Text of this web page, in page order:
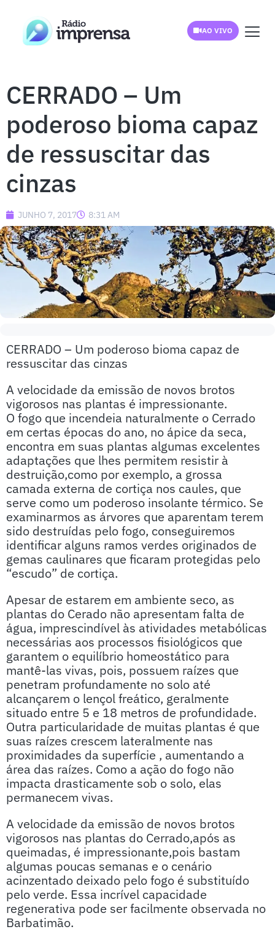
AO VIVO
CERRADO – Um
poderoso bioma capaz
de ressuscitar das
cinzas
JUNHO 7, 2017 8:31 AM
CERRADO – Um poderoso bioma capaz de
ressuscitar das cinzas
A velocidade da emissão de novos brotos
vigorosos nas plantas é impressionante.
O fogo que incendeia naturalmente o Cerrado
em certas épocas do ano, no ápice da seca,
encontra em suas plantas algumas excelentes
adaptações que lhes permitem resistir à
destruição,como por exemplo, a grossa
camada externa de cortiça nos caules, que
serve como um poderoso insolante térmico. Se
examinarmos as árvores que aparentam terem
sido destruídas pelo fogo, conseguiremos
identificar alguns ramos verdes originados de
gemas caulinares que ficaram protegidas pelo
“escudo” de cortiça.
Apesar de estarem em ambiente seco, as
plantas do Cerado não apresentam falta de
água, imprescindível às atividades metabólicas
necessárias aos processos fisiológicos que
garantem o equilíbrio homeostático para
mantê-las vivas, pois, possuem raízes que
penetram profundamente no solo até
alcançarem o lençol freático, geralmente
situado entre 5 e 18 metros de profundidade.
Outra particularidade de muitas plantas é que
suas raízes crescem lateralmente nas
proximidades da superfície , aumentando a
área das raízes. Como a ação do fogo não
impacta drasticamente sob o solo, elas
permanecem vivas.
A velocidade da emissão de novos brotos
vigorosos nas plantas do Cerrado,após as
queimadas, é impressionante,pois bastam
algumas poucas semanas e o cenário
acinzentado deixado pelo fogo é substituído
pelo verde. Essa incrível capacidade
regenerativa pode ser facilmente observada no
Barbatimão.